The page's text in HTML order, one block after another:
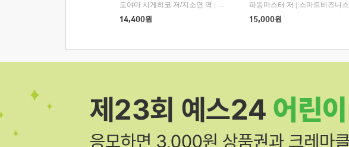
도야마 시게히코 저/지소연 역
알에이치코리아(RHK)
14,400원
파동마스터 저
스마트비즈니스
15,000원